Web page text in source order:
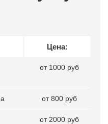
Цена:
от 1000 руб
от 800 руб
от 2000 руб